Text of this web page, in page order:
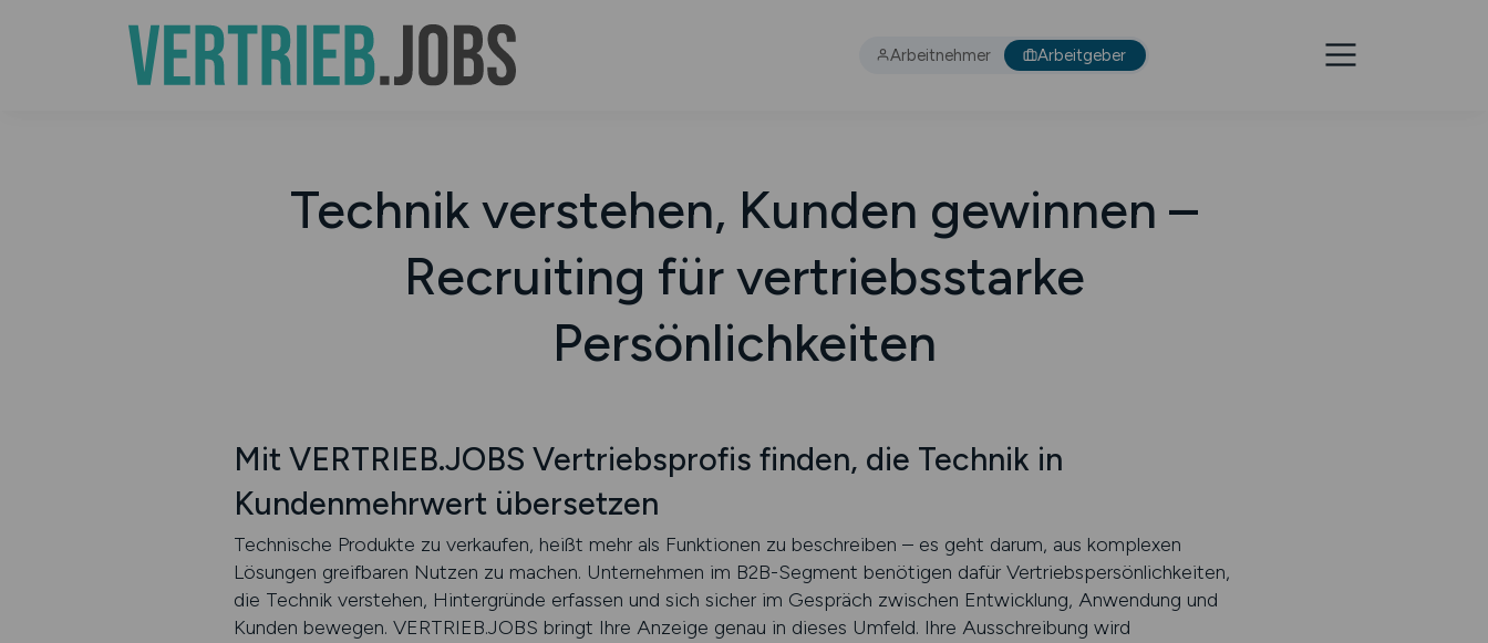
Arbeitnehmer Arbeitgeber
Technik verstehen, Kunden gewinnen –
Recruiting für vertriebsstarke
Persönlichkeiten
Mit VERTRIEB.JOBS Vertriebsprofis finden, die Technik in
Kundenmehrwert übersetzen
Technische Produkte zu verkaufen, heißt mehr als Funktionen zu beschreiben – es geht darum, aus komplexen
Lösungen greifbaren Nutzen zu machen. Unternehmen im B2B-Segment benötigen dafür Vertriebspersönlichkeiten,
die Technik verstehen, Hintergründe erfassen und sich sicher im Gespräch zwischen Entwicklung, Anwendung und
Kunden bewegen. VERTRIEB.JOBS bringt Ihre Anzeige genau in dieses Umfeld. Ihre Ausschreibung wird